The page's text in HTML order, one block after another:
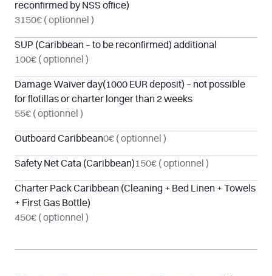
reconfirmed by NSS office)
3150€ ( optionnel )
SUP (Caribbean – to be reconfirmed) additional
100€ ( optionnel )
Damage Waiver day(1000 EUR deposit) – not possible
for flotillas or charter longer than 2 weeks
55€ ( optionnel )
Outboard Caribbean0€ ( optionnel )
Safety Net Cata (Caribbean)150€ ( optionnel )
Charter Pack Caribbean (Cleaning + Bed Linen + Towels
+ First Gas Bottle)
450€ ( optionnel )